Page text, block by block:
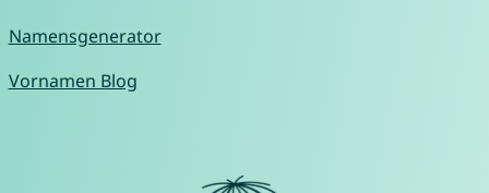
Namensgenerator
Vornamen Blog